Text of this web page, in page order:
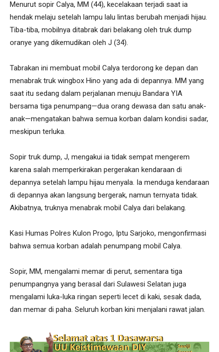
Menurut sopir Calya, MM (44), kecelakaan terjadi saat ia
hendak melaju setelah lampu lalu lintas berubah menjadi hijau.
Tiba-tiba, mobilnya ditabrak dari belakang oleh truk dump
oranye yang dikemudikan oleh J (34).
Tabrakan ini membuat mobil Calya terdorong ke depan dan
menabrak truk wingbox Hino yang ada di depannya. MM yang
saat itu sedang dalam perjalanan menuju Bandara YIA
bersama tiga penumpang—dua orang dewasa dan satu anak-
anak—mengatakan bahwa semua korban dalam kondisi sadar,
meskipun terluka.
Sopir truk dump, J, mengakui ia tidak sempat mengerem
karena salah memperkirakan pergerakan kendaraan di
depannya setelah lampu hijau menyala. Ia menduga kendaraan
di depannya akan langsung bergerak, namun ternyata tidak.
Akibatnya, truknya menabrak mobil Calya dari belakang.
Kasi Humas Polres Kulon Progo, Iptu Sarjoko, mengonfirmasi
bahwa semua korban adalah penumpang mobil Calya.
Sopir, MM, mengalami memar di perut, sementara tiga
penumpangnya yang berasal dari Sulawesi Selatan juga
mengalami luka-luka ringan seperti lecet di kaki, sesak dada,
dan memar di paha. Seluruh korban kini menjalani rawat jalan.